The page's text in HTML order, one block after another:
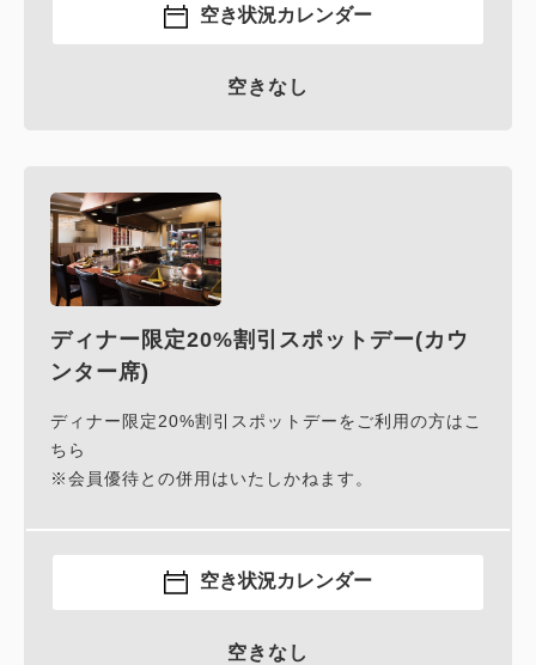
空き状況カレンダー
空きなし
ディナー限定20%割引スポットデー(カウ
ンター席)
ディナー限定20%割引スポットデーをご利用の方はこ
ちら
※会員優待との併用はいたしかねます。
空き状況カレンダー
空きなし